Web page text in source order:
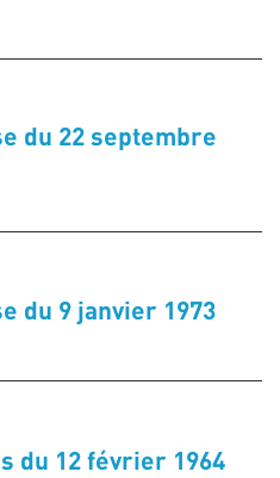
du 22 septembre
du 9 janvier 1973
du 12 février 1964